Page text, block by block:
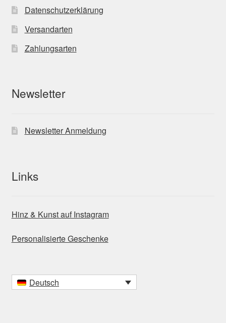
Datenschutzerklärung
Versandarten
Zahlungsarten
Newsletter
Newsletter Anmeldung
Links
Hinz & Kunst auf Instagram
Personalisierte Geschenke
Deutsch